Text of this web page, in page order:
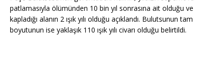
patlamasıyla ölümünden 10 bin yıl sonrasına ait olduğu ve
kapladığı alanın 2 ışık yılı olduğu açıklandı. Bulutsunun tam
boyutunun ise yaklaşık 110 ışık yılı civarı olduğu belirtildi.